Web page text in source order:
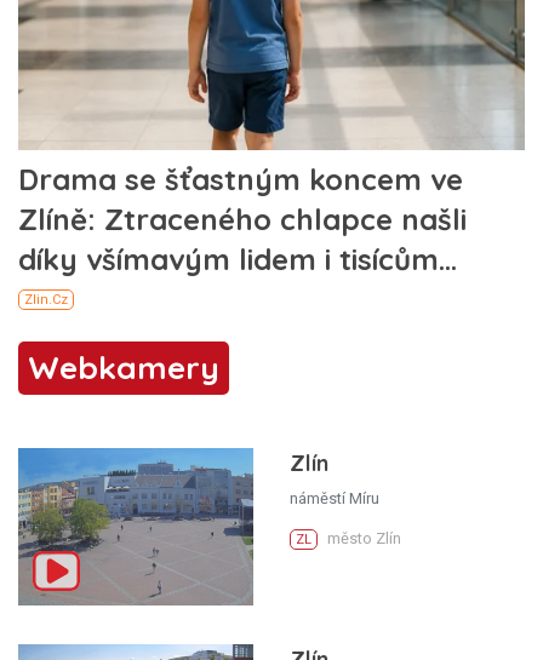
Webkamery
Zlín
náměstí Míru
ZL město Zlín